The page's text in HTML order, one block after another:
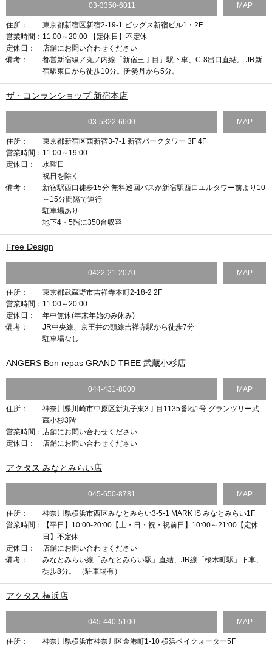
03-3350-6011 MAP
住所：
東京都新宿区新宿2-19-1 ビッグス新宿ビル1・2F
営業時間： 11:00～20:00 【定休日】不定休
定休日：
店舗にお問い合わせください
備考：
都営新宿線／丸ノ内線「新宿三丁目」駅下車、C-8出口直結。 JR新
宿駅東口から徒歩10分。伊勢丹から5分。
ザ・コンランショップ 新宿本店
03-5322-6600 MAP
住所：
東京都新宿区西新宿3-7-1 新宿パークタワー 3F 4F
営業時間： 11:00～19:00
定休日：
水曜日
祝日を除く
備考：
新宿駅西口徒歩15分 無料巡回バスが新宿駅西口エルタワー前より10
～15分間隔で運行
駐車場あり
地下4・5階に350台収容
Free Design
0422-21-2070 MAP
住所：
東京都武蔵野市吉祥寺本町2-18-2 2F
営業時間： 11:00～20:00
定休日：
年中無休(年末年始のみ休み)
備考：
JR中央線、京王井の頭線吉祥寺駅から徒歩7分
駐車場なし
ANGERS Bon repas GRAND TREE 武蔵小杉店
044-431-8000 MAP
住所：
神奈川県川崎市中原区新丸子東3丁目1135番地1号 グランツリー武
蔵小杉3階
営業時間： 店舗にお問い合わせください
定休日：
店舗にお問い合わせください
アクタス みなとみらい店
045-650-8781 MAP
住所：
神奈川県横浜市西区みなとみらい3-5-1 MARK IS みなとみらい1F
営業時間：
【平日】10:00-20:00【土・日・祝・祝前日】10:00～21:00【定休
日】不定休
定休日：
店舗にお問い合わせください
備考：
みなとみらい線「みなとみらい駅」直結、JR線「桜木町駅」下車、
徒歩8分。 （駐車場有）
アクタス 横浜店
045-440-5100 MAP
住所：
神奈川県横浜市神奈川区金港町1-10 横浜ベイクォーター5F